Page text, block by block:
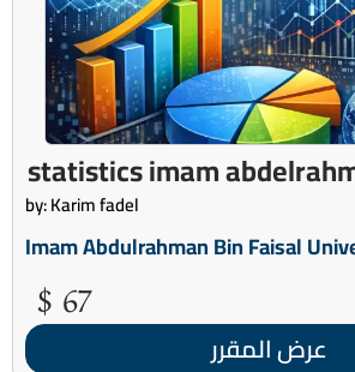
statistics imam
by: Karim fadel
Imam Abdulrahman Bin Faisal
67 $
عرض المقرر